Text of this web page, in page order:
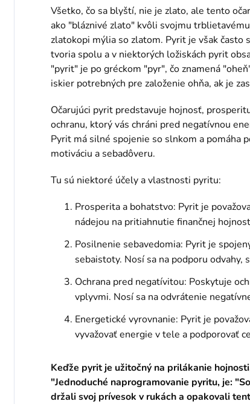
Všetko, čo sa blyští, nie je zlato, ale tento
ako "bláznivé zlato" kvôli svojmu
zlatokopi mýlia so zlatom. Pyrit je však často
tvoria spolu a v niektorých ložiskách pyrit
"pyrit" je po gréckom "pyr", čo znamená
iskier potrebných pre založenie ohňa, ak je
Očarujúci pyrit predstavuje hojnosť,
ochranu, ktorý vás chráni pred negatívnou
Pyrit má silné spojenie so slnkom a pomáha
motiváciu a sebadôveru.
Tu sú niektoré účely a vlastnosti pyritu:
Prosperita a bohatstvo: Pyrit je
nádejou na pritiahnutie finančnej
Posilnenie sebavedomia: Pyrit je
sebaistoty. Nosí sa na podporu odvahy,
Ochrana pred negatívitou: Poskytuje
vplyvmi. Nosí sa na odvrátenie
Energetické vyrovnanie: Pyrit je
vyvažovať energie v tele a podporovať
Keďže pyrit je užitočný na prilákanie
"Jednoduché naprogramovanie pyritu, je:
držali svoj prívesok v rukách a opakovali